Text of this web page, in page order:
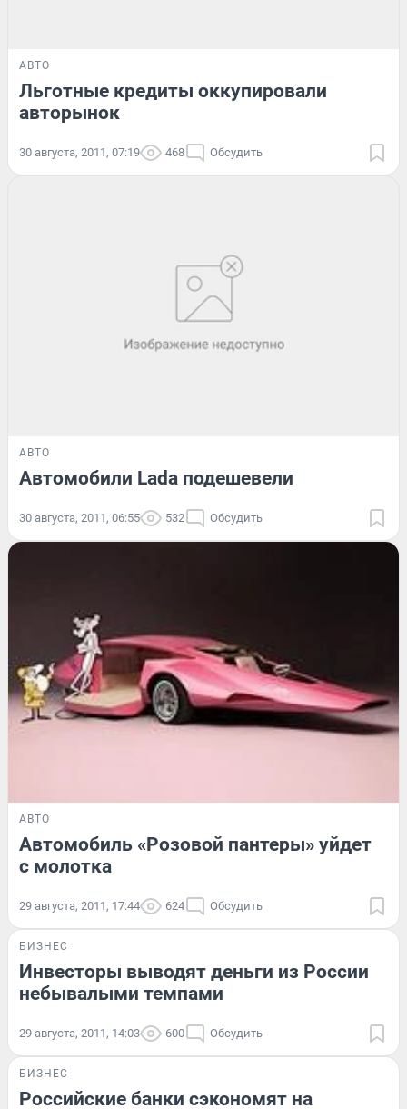
АВТО
Льготные кредиты оккупировали
авторынок
30 августа, 2011, 07:19 468 Обсудить
АВТО
Автомобили Lada подешевели
30 августа, 2011, 06:55 532 Обсудить
АВТО
Автомобиль «Розовой пантеры» уйдет
с молотка
29 августа, 2011, 17:44 624 Обсудить
БИЗНЕС
Инвесторы выводят деньги из России
небывалыми темпами
29 августа, 2011, 14:03 600 Обсудить
БИЗНЕС
Российские банки сэкономят на